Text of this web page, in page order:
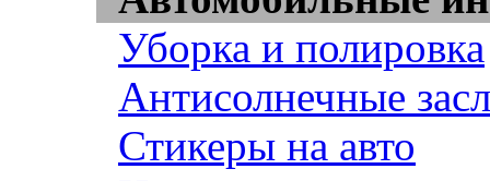
Уборка и полировка
Антисолнечные
Стикеры на авто